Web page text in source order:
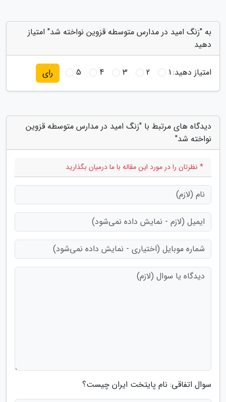
به "زنگ امید در مدارس متوسطه قزوین نواخته شد" امتیاز
دهید
امتیاز دهید:1
2
3
4
5 رای
دیدگاه های مرتبط با "زنگ امید در مدارس متوسطه قزوین
نواخته شد"
* نظرتان را در مورد این مقاله با ما درمیان بگذارید
سوال اتفاقی: نام پایتخت ایران چیست؟